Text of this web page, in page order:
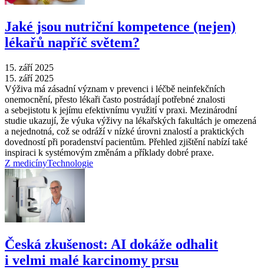
Jaké jsou nutriční kompetence (nejen)
lékařů napříč světem?
15. září 2025
15. září 2025
Výživa má zásadní význam v prevenci i léčbě neinfekčních
onemocnění, přesto lékaři často postrádají potřebné znalosti
a sebejistotu k jejímu efektivnímu využití v praxi. Mezinárodní
studie ukazují, že výuka výživy na lékařských fakultách je omezená
a nejednotná, což se odráží v nízké úrovni znalostí a praktických
dovedností při poradenství pacientům. Přehled zjištění nabízí také
inspiraci k systémovým změnám a příklady dobré praxe.
Z medicínyTechnologie
Česká zkušenost: AI dokáže odhalit
i velmi malé karcinomy prsu